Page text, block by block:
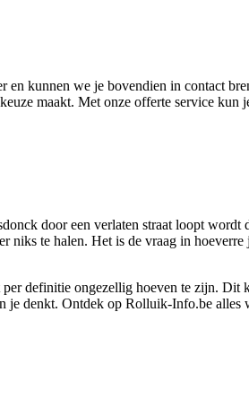
kunnen we je bovendien in contact
maakt. Met onze offerte service
door een verlaten straat loopt
te halen. Het is de vraag in
definitie ongezellig hoeven te zijn.
je denkt. Ontdek op Rolluik-Info.be alles